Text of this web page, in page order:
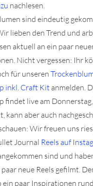
nachlesen.
sind eindeutig
lieben den Trend und
aktuell an ein paar
Nicht vergessen: Ihr
für unseren
inkl. Craft Kit anmelden.
findet live am
kann aber auch
Wir freuen uns
Journal Reels auf
sind und
neue Reels gefilmt.
ein paar Inspirationen